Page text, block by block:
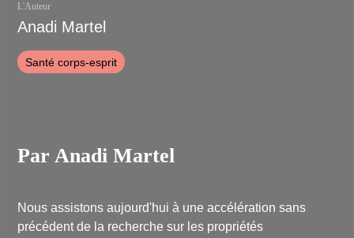
L'Auteur
Anadi Martel
Santé corps-esprit
Par Anadi Martel
Nous assistons aujourd'hui à une accélération sans
précédent de la recherche sur les propriétés